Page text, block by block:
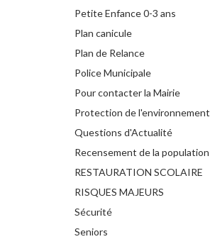
Petite Enfance 0-3 ans
Plan canicule
Plan de Relance
Police Municipale
Pour contacter la Mairie
Protection de l'environnement
Questions d'Actualité
Recensement de la population
RESTAURATION SCOLAIRE
RISQUES MAJEURS
Sécurité
Seniors